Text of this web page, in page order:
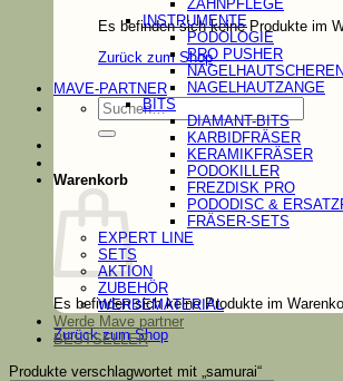
Es befinden sich keine Produkte im
Zurück zum Shop
MAVE-PARTNER
Suchen
nach:
Warenkorb
Es befinden sich keine Produkte im
Zurück zum Shop
ZAHNPFLEGE
INSTRUMENTE
PODOLOGIE
PRO PUSHER
NAGELHAUTSCHEREN
NAGELHAUTZANGE
BITS
DIAMANT-BITS
KARBIDFRÄSER
KERAMIKFRÄSER
PODOKILLER
FREZDISK PRO
PODODISC &
FRÄSER-SETS
EXPERT LINE
SETS
AKTION
ZUBEHÖR
WERBEMATERIAL
Werde Mave partner
BESTSELLER
Produkte verschlagwortet mit „samurai“